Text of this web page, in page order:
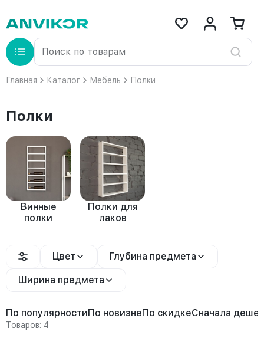
Главная Каталог Мебель Полки
Полки
Винные
полки
Полки для
лаков
Цвет Глубина предмета
Ширина предмета
По популярностиПо новизнеПо скидкеСначала
Товаров: 4